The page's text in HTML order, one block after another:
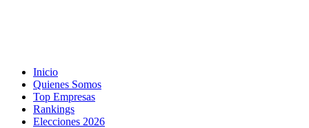
Inicio
Quienes Somos
Top Empresas
Rankings
Elecciones 2026